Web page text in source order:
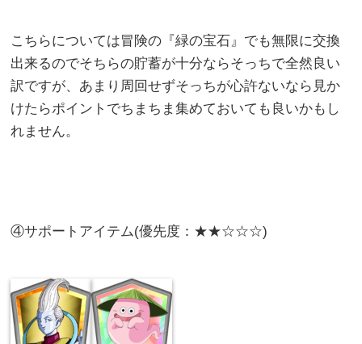
こちらについては冒険の『緑の宝石』でも無限に交換
出来るのでそちらの貯蓄が十分ならそっちで全然良い
訳ですが、あまり周回せずそっちが心許ないなら見か
けたらポイントでちまちま集めておいても良いかもし
れません。
④サポートアイテム(優先度：★★☆☆☆)